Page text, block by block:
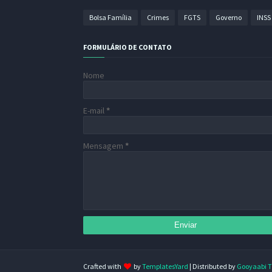
Bolsa Família Crimes FGTS Governo INSS
FORMULÁRIO DE CONTATO
Nome
E-mail *
Mensagem *
Crafted with byTemplatesYard | Distributed by Gooyaabi